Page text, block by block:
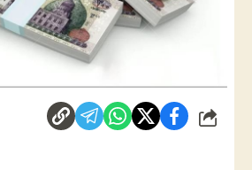
شارك